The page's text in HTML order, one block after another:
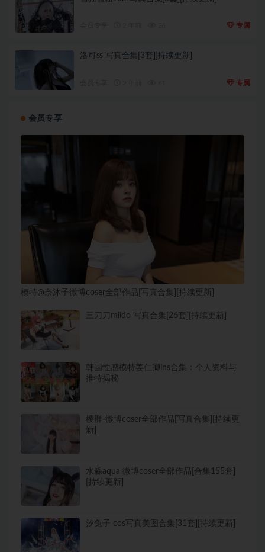
专属
洛可ss 写真合集[3套][持续更新]
专属
会员专享
模特@奈沐子微博coser全部作品[写真合集][持续更新]
三刀刀miido 写真合集[26套][持续更新]
韩国性感模特姜仁卿ins合集：个人资料与
推特揭秘
樱群-微博coser全部作品[写真合集][持续更
新]
水淼aqua 微博coser全部作品[合集155套]
[持续更新]
汐兔子 cos写真美图合集[31套][持续更新]